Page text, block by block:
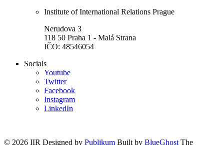
Institute of International Relations Prague
Nerudova 3
118 50 Praha 1 - Malá Strana
IČO: 48546054
Socials
Youtube
Twitter
Facebook
Instagram
LinkedIn
© 2026 IIR Designed by Publikum Built by BlueGhost The